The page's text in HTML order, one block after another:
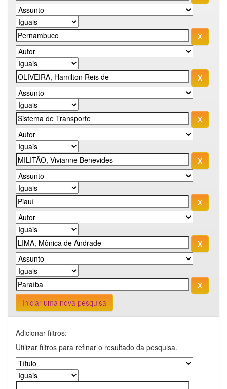
Iniciar uma nova pesquisa
Adicionar filtros:
Utilizar filtros para refinar o resultado da pesquisa.